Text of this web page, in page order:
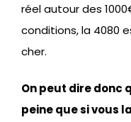
réel autour des
conditions, la 4080
cher.
On peut dire donc
peine que si vous